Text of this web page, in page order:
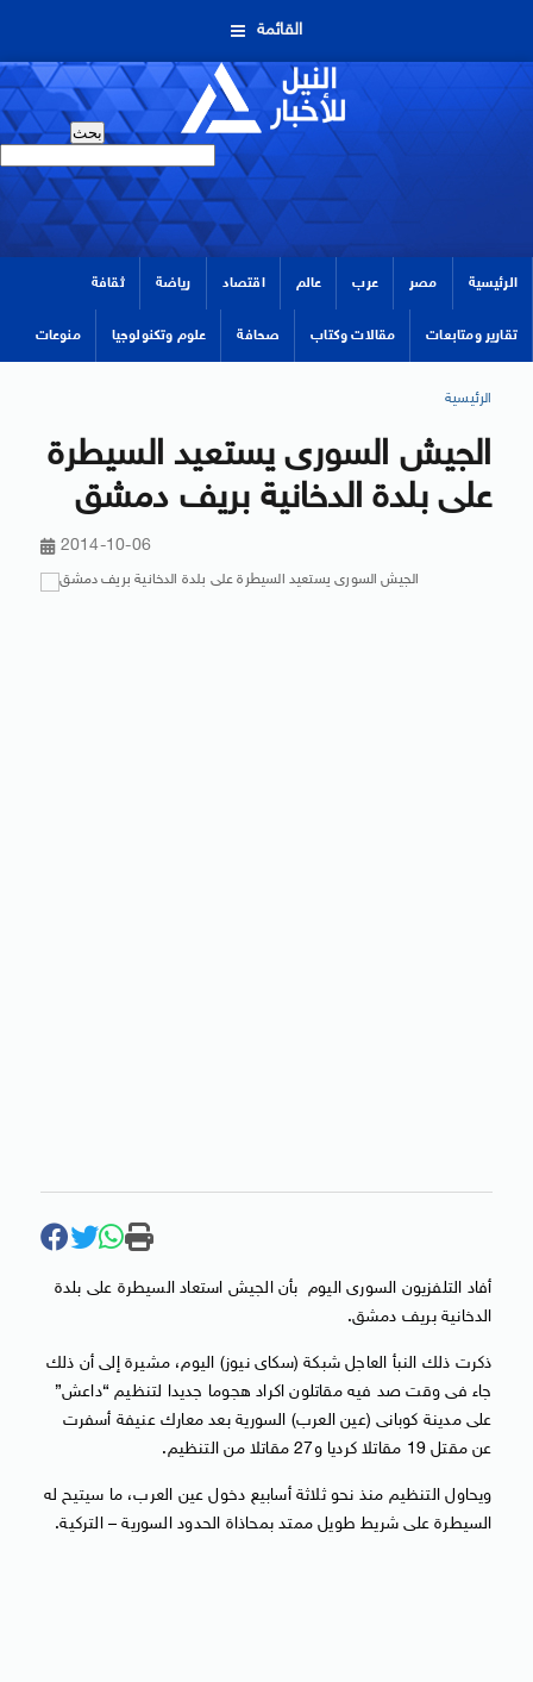
القائمة
الرئيسية مصر عرب عالم اقتصاد رياضة ثقافة
تقارير ومتابعات مقالات وكتاب صحافة علوم وتكنولوجيا منوعات
الرئيسية
الجيش السورى يستعيد السيطرة
على بلدة الدخانية بريف دمشق
2014-10-06
أفاد التلفزيون السورى اليوم بأن الجيش استعاد السيطرة على بلدة
الدخانية بريف دمشق.
ذكرت ذلك النبأ العاجل شبكة (سكاى نيوز) اليوم، مشيرة إلى أن ذلك
جاء فى وقت صد فيه مقاتلون اكراد هجوما جديدا لتنظيم “داعش”
على مدينة كوبانى (عين العرب) السورية بعد معارك عنيفة أسفرت
عن مقتل 19 مقاتلا كرديا و27 مقاتلا من التنظيم.
ويحاول التنظيم منذ نحو ثلاثة أسابيع دخول عين العرب، ما سيتيح له
السيطرة على شريط طويل ممتد بمحاذاة الحدود السورية – التركية.